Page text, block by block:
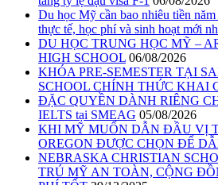
Du học Mỹ cần bao nhiêu tiền
thực tế, học phí và sinh hoạt mới
DU HỌC TRUNG HỌC MỸ –
HIGH SCHOOL 06/08/2026
KHÓA PRE-SEMESTER TẠI
SCHOOL CHÍNH THỨC KHAI
ĐẶC QUYỀN DÀNH RIÊNG
IELTS tại SMEAG 05/08/2026
KHI MỸ MUỐN DẪN ĐẦU VỊ
OREGON ĐƯỢC CHỌN ĐỂ
NEBRASKA CHRISTIAN
TRÚ MỸ AN TOÀN, CỘNG